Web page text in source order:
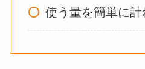
使う量を簡単に計